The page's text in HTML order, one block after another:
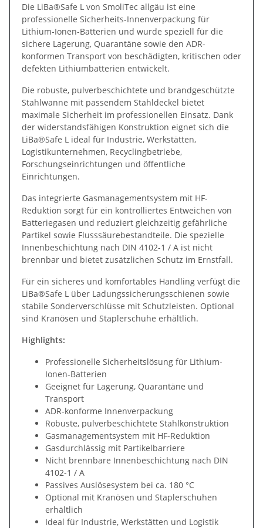
Die LiBa®Safe L von SmoliTec allgäu ist eine
professionelle Sicherheits-Innenverpackung für
Lithium-Ionen-Batterien und wurde speziell für die
sichere Lagerung, Quarantäne sowie den ADR-
konformen Transport von beschädigten, kritischen oder
defekten Lithiumbatterien entwickelt.
Die robuste, pulverbeschichtete und brandgeschützte
Stahlwanne mit passendem Stahldeckel bietet
maximale Sicherheit im professionellen Einsatz. Dank
der widerstandsfähigen Konstruktion eignet sich die
LiBa®Safe L ideal für Industrie, Werkstätten,
Logistikunternehmen, Recyclingbetriebe,
Forschungseinrichtungen und öffentliche
Einrichtungen.
Das integrierte Gasmanagementsystem mit HF-
Reduktion sorgt für ein kontrolliertes Entweichen von
Batteriegasen und reduziert gleichzeitig gefährliche
Partikel sowie Flusssäurebestandteile. Die spezielle
Innenbeschichtung nach DIN 4102-1 / A ist nicht
brennbar und bietet zusätzlichen Schutz im Ernstfall.
Für ein sicheres und komfortables Handling verfügt die
LiBa®Safe L über Ladungssicherungsschienen sowie
stabile Sonderverschlüsse mit Schutzleisten. Optional
sind Kranösen und Staplerschuhe erhältlich.
Highlights:
Professionelle Sicherheitslösung für Lithium-
Ionen-Batterien
Geeignet für Lagerung, Quarantäne und
Transport
ADR-konforme Innenverpackung
Robuste, pulverbeschichtete Stahlkonstruktion
Gasmanagementsystem mit HF-Reduktion
Gasdurchlässig mit Partikelbarriere
Nicht brennbare Innenbeschichtung nach DIN
4102-1 / A
Passives Auslösesystem bei ca. 180 °C
Optional mit Kranösen und Staplerschuhen
erhältlich
Ideal für Industrie, Werkstätten und Logistik